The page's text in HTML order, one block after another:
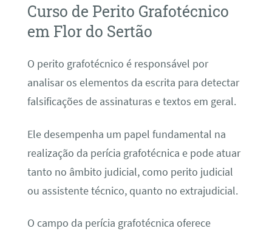
Curso de Perito Grafotécnico
em Flor do Sertão
O perito grafotécnico é responsável por
analisar os elementos da escrita para detectar
falsificações de assinaturas e textos em geral.
Ele desempenha um papel fundamental na
realização da perícia grafotécnica e pode atuar
tanto no âmbito judicial, como perito judicial
ou assistente técnico, quanto no extrajudicial.
O campo da perícia grafotécnica oferece